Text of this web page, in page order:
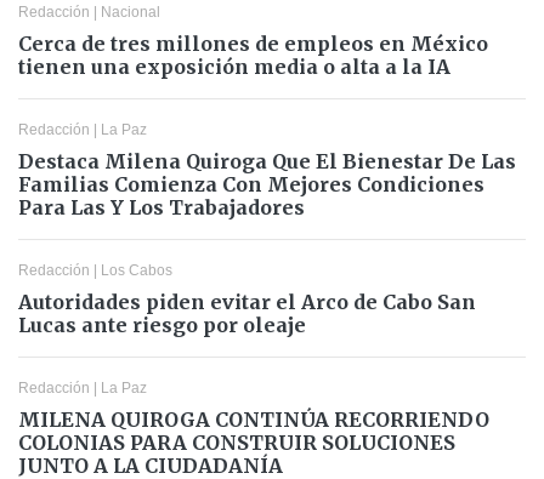
Redacción Nacional
Cerca de tres millones de empleos en México
tienen una exposición media o alta a la IA
Redacción La Paz
Destaca Milena Quiroga Que El Bienestar De Las
Familias Comienza Con Mejores Condiciones
Para Las Y Los Trabajadores
Redacción Los Cabos
Autoridades piden evitar el Arco de Cabo San
Lucas ante riesgo por oleaje
Redacción La Paz
MILENA QUIROGA CONTINÚA RECORRIENDO
COLONIAS PARA CONSTRUIR SOLUCIONES
JUNTO A LA CIUDADANÍA